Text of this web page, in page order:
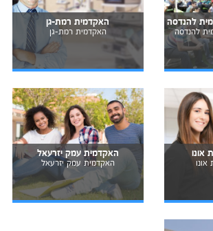
להנדסה
להנדסה
האקדמית רמת-גן
האקדמית רמת-גן
אונו האקדמית עמק יזרעאל
האקדמית עמק יזרעאל